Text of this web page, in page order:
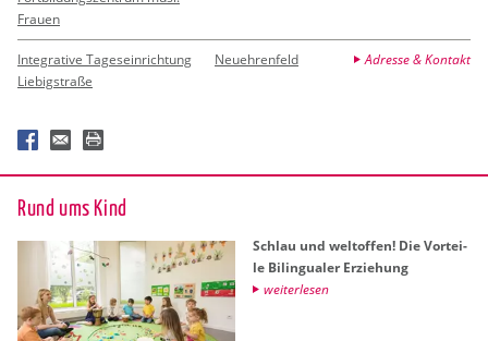
Frauen
Integrative Tageseinrichtung
Liebigstraße
Neuehrenfeld Adresse & Kontakt
Rund ums Kind
Schlau und welt­of­fen! Die Vor­tei­
le Bi­lin­gua­ler Er­zie­hung
wei­ter­le­sen